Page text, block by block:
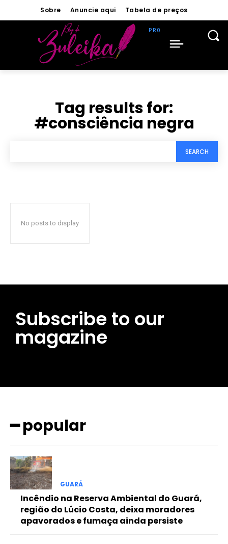
━ pricing plans
Free
Included for free:
Etiam est nibh, lobortis sit
Sobre Anuncie aqui Tabela de preços
Tag results for:
#consciência negra
SEARCH
No posts to display
Subscribe to our
magazine
━ popular
GUARÁ
Incêndio na Reserva Ambiental do Guará,
região do Lúcio Costa, deixa moradores
apavorados e fumaça ainda persiste